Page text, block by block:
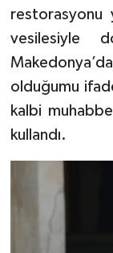
restorasyonu
vesilesiyle
olduğumu
kalbi
kullandı.
Iğdır
Isparta
İstanbul
Karabük